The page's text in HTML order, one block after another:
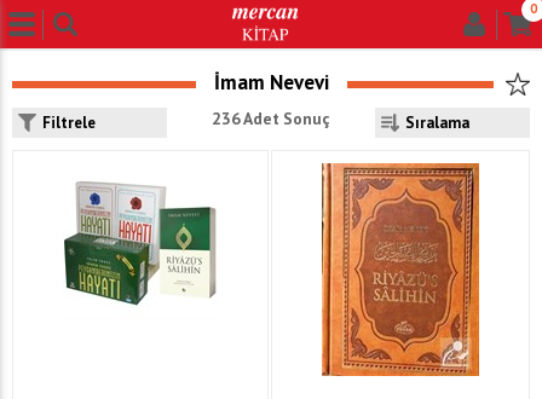
0
İmam Nevevi
Filtrele 236 Adet Sonuç